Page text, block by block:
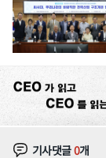
기사댓글0개